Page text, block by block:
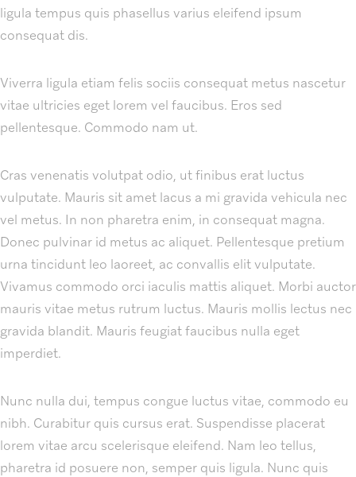
ligula tempus quis phasellus varius eleifend ipsum
consequat dis.
Viverra ligula etiam felis sociis consequat metus nascetur
vitae ultricies eget lorem vel faucibus. Eros sed
pellentesque. Commodo nam ut.
Cras venenatis volutpat odio, ut finibus erat luctus
vulputate. Mauris sit amet lacus a mi gravida vehicula nec
vel metus. In non pharetra enim, in consequat magna.
Donec pulvinar id metus ac aliquet. Pellentesque pretium
urna tincidunt leo laoreet, ac convallis elit vulputate.
Vivamus commodo orci iaculis mattis aliquet. Morbi auctor
mauris vitae metus rutrum luctus. Mauris mollis lectus nec
gravida blandit. Mauris feugiat faucibus nulla eget
imperdiet.
Nunc nulla dui, tempus congue luctus vitae, commodo eu
nibh. Curabitur quis cursus erat. Suspendisse placerat
lorem vitae arcu scelerisque eleifend. Nam leo tellus,
pharetra id posuere non, semper quis ligula. Nunc quis